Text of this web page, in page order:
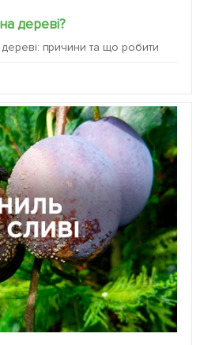
дереві?
причини та що робити